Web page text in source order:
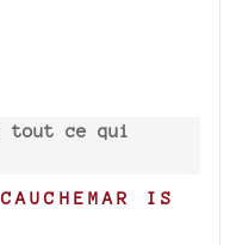
tout ce qui
IS